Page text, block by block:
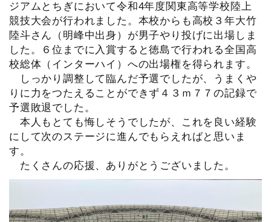
ジアムとちぎにおいて令和4年度関東高等学校陸上
競技大会が行われました。本校からも高校３年大竹
陸斗さん（明峰中出身）が男子やり投げに出場しま
した。６位までに入賞すると徳島で行われる全国高
校総体（インターハイ）への出場権を得られます。
しっかり調整して臨んだ予選でしたが、うまくや
りに力をつたえることができず４３ｍ７７の記録で
予選敗退でした。
本人もとても悔しそうでしたが、これを良い経験
にして次のステージに進んでもらえればと思いま
す。
たくさんの応援、ありがとうございました。